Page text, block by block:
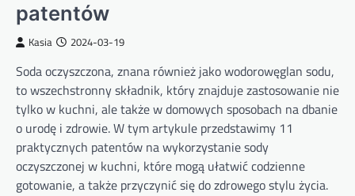
patentów
Kasia 2024-03-19
Soda oczyszczona, znana również jako wodorowęglan sodu,
to wszechstronny składnik, który znajduje zastosowanie nie
tylko w kuchni, ale także w domowych sposobach na dbanie
o urodę i zdrowie. W tym artykule przedstawimy 11
praktycznych patentów na wykorzystanie sody
oczyszczonej w kuchni, które mogą ułatwić codzienne
gotowanie, a także przyczynić się do zdrowego stylu życia.